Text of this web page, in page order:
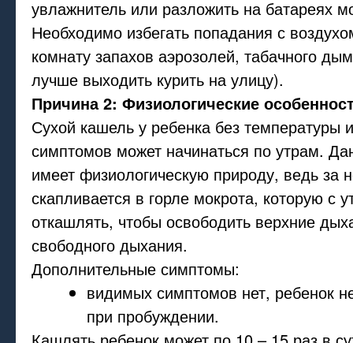
увлажнитель или разложить на батареях
Необходимо избегать попадания с
комнату запахов аэрозолей, табачного
лучше выходить курить на улицу).
Причина 2: Физиологические
Сухой кашель у ребенка без температуры
симптомов может начинаться по утрам.
имеет физиологическую природу, ведь за
скапливается в горле мокрота, которую с
откашлять, чтобы освободить верхние
свободного дыхания.
Дополнительные симптомы:
видимых симптомов нет, ребенок
при пробуждении.